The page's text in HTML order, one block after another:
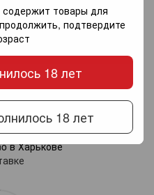
содержит товары для
подтвердите
18 лет
18 лет
отзыв
Гарантия
по тарифам перевозчика.
в Харькове